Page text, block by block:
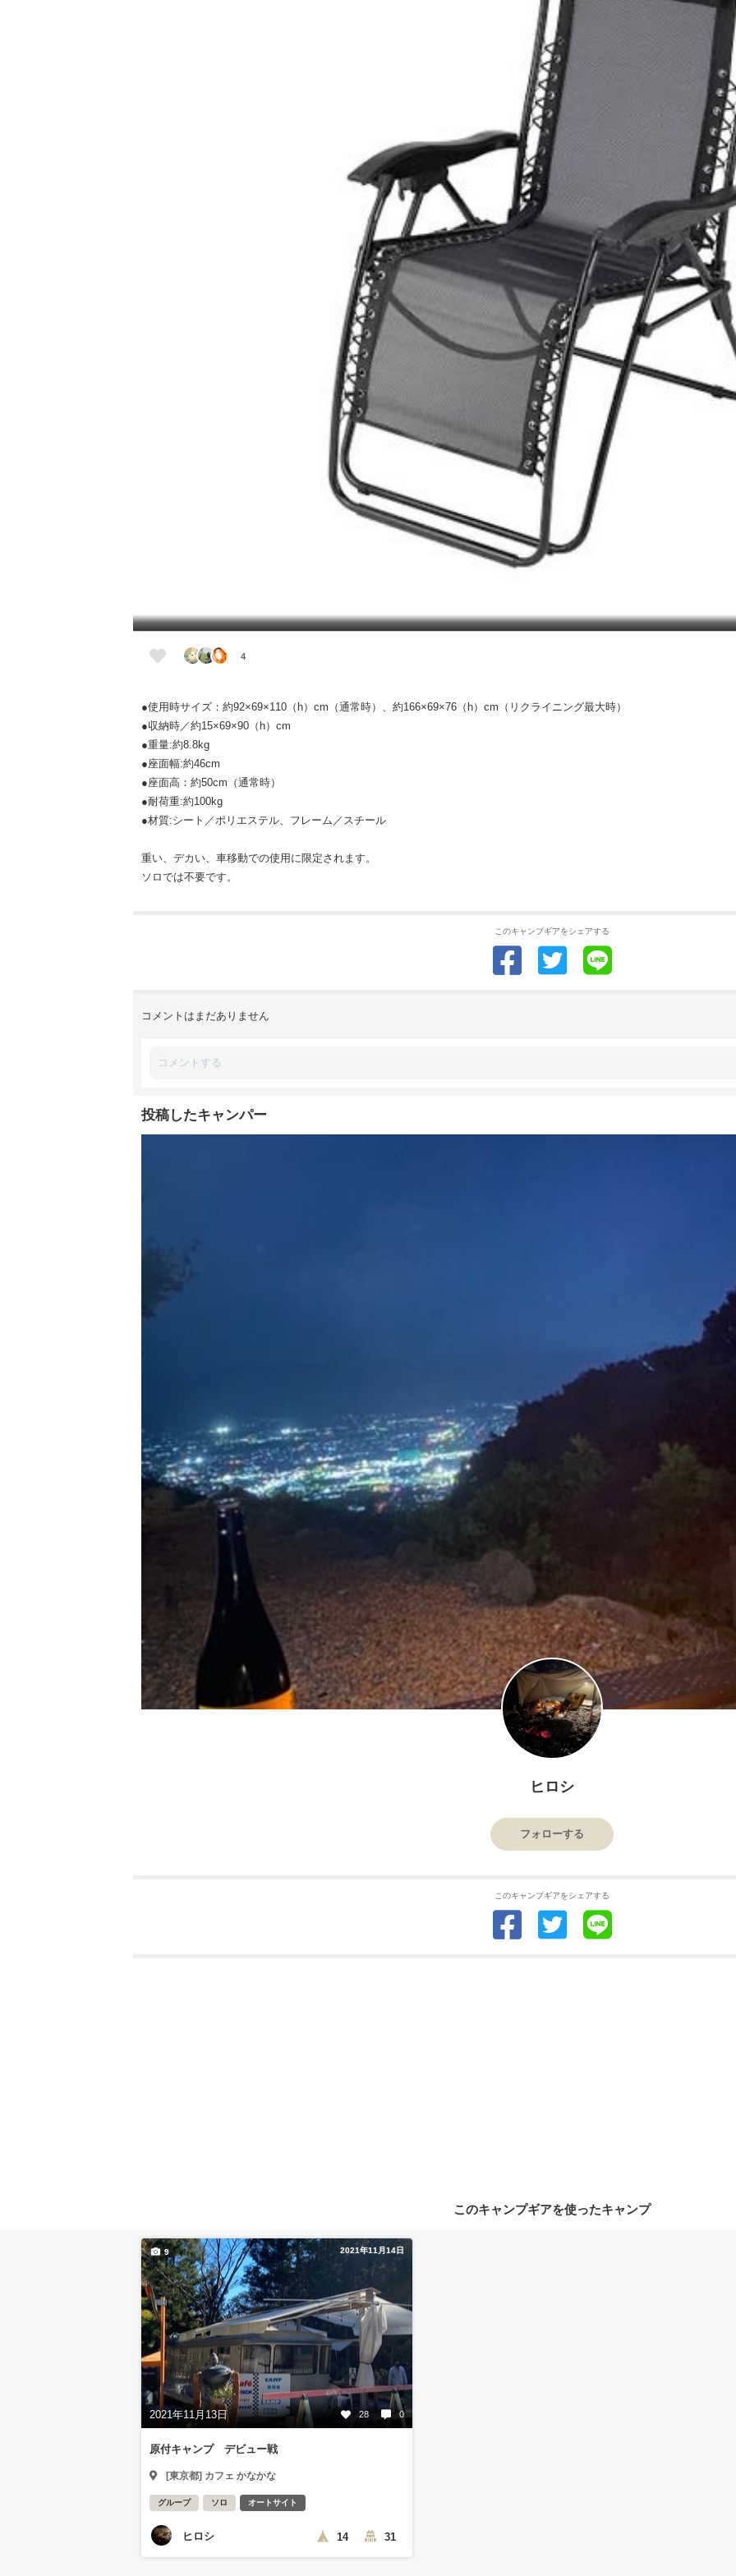
4
●使用時サイズ：約92×69×110（h）cm（通常時）、約166×69×76（h）cm（リクライニング最大時）
●収納時／約15×69×90（h）cm
●重量:約8.8kg
●座面幅:約46cm
●座面高：約50cm（通常時）
●耐荷重:約100kg
●材質:シート／ポリエステル、フレーム／スチール
重い、デカい、車移動での使用に限定されます。
ソロでは不要です。
このキャンプギアをシェアする
コメントはまだありません
投稿したキャンパー
ヒロシ
フォローする
このキャンプギアをシェアする
このキャンプギアを使ったキャンプ
2021年11月14日
2021年11月13日 28 0
9
原付キャンプ デビュー戦
[東京都] カフェ かなかな
グループ ソロ オートサイト
ヒロシ 14 31